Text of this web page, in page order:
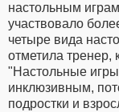
настольным
участвовало
четыре вида
отметила тренер,
"Настольные
инклюзивным,
подростки и